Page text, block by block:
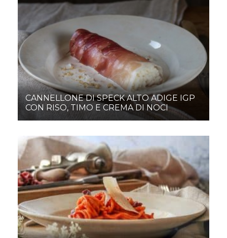
CANNELLONE DI SPECK ALTO ADIGE IGP
CON RISO, TIMO E CREMA DI NOCI